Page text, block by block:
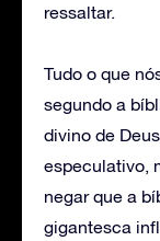
ressaltar.
Tudo o que
segundo a
divino de
especulativo,
negar que a
gigantesca